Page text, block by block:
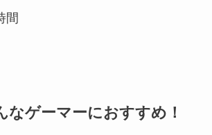
間
なゲーマーにおすすめ！